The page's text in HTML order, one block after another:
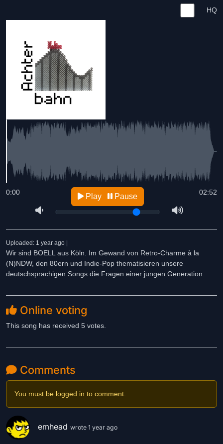
HQ
02:52
0:00 Play Pause
Uploaded: 1 year ago |
Wir sind BOELL aus Köln. Im Gewand von Retro-Charme à la
(N)NDW, den 80ern und Indie-Pop thematisieren unsere
deutschsprachigen Songs die Fragen einer jungen Generation.
Online voting
This song has received 5 votes.
Comments
You must be logged in to comment.
emhead wrote 1 year ago